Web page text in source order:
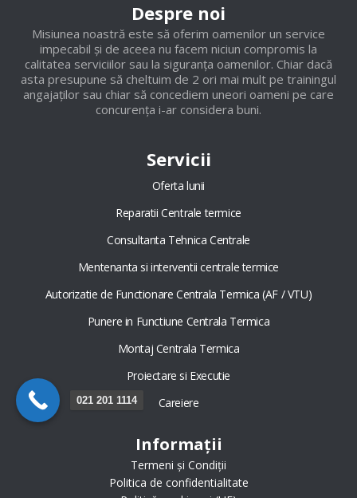
Despre noi
Misiunea noastră este să oferim oamenilor un service
impecabil și de aceea nu facem niciun compromis la
calitatea serviciilor sau la siguranța oamenilor. Chiar dacă
asta presupune să cheltuim de 2 ori mai mult pe trainingul
angajaților sau chiar să concediem uneori oameni pe care
concurența i-ar considera buni.
Servicii
Oferta lunii
Reparatii Centrale termice
Consultanta Tehnica Centrale
Mentenanta si interventii centrale termice
Autorizatie de Functionare Centrala Termica (AF / VTU)
Punere in Functiune Centrala Termica
Montaj Centrala Termica
Proiectare si Executie
Careiere
Informații
Termeni și Condiții
Politica de confidentialitate
021 201 1114